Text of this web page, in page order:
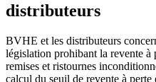
distributeurs
BVHE et les distributeurs
législation prohibant la revente à
remises et ristournes
calcul du seuil de revente à